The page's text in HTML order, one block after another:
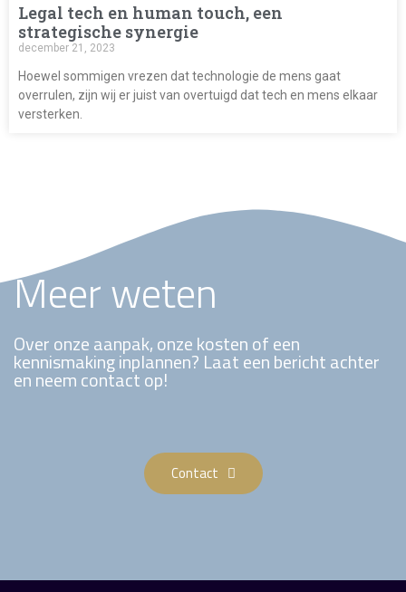
Legal tech en human touch, een
strategische synergie
december 21, 2023
Hoewel sommigen vrezen dat technologie de mens gaat
overrulen, zijn wij er juist van overtuigd dat tech en mens elkaar
versterken.
Meer weten
Over onze aanpak, onze kosten of een
kennismaking inplannen? Laat een bericht achter
en neem contact op!
Contact